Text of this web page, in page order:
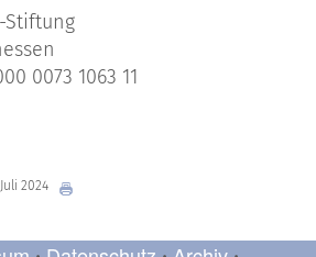
Stiftung
0073 1063 11
2024